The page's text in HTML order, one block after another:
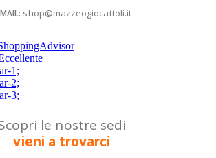
shop@mazzeogiocattoli.it
le nostre sedi
vieni a trovarci